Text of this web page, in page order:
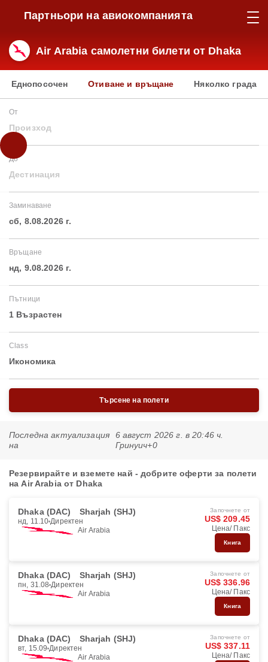
Партньори на авиокомпанията
Air Arabia самолетни билети от Dhaka
Еднопосочен Отиване и връщане Няколко града
От
Произход
До
Дестинация
Заминаване
сб, 8.08.2026 г.
Връщане
нд, 9.08.2026 г.
Пътници
1 Възрастен
Class
Икономика
Търсене на полети
Последна актуализация
на
6 август 2026 г. в 20:46 ч.
Гринуич+0
Резервирайте и вземете най - добрите оферти за полети
на Air Arabia от Dhaka
Dhaka (DAC) Sharjah (SHJ)
нд, 11.10 Директен
Air Arabia
Започнете от
US$ 209.45
Цена/ Пакс
Книга
Dhaka (DAC) Sharjah (SHJ)
пн, 31.08 Директен
Air Arabia
Започнете от
US$ 336.96
Цена/ Пакс
Книга
Dhaka (DAC) Sharjah (SHJ)
вт, 15.09 Директен
Air Arabia
Започнете от
US$ 337.11
Цена/ Пакс